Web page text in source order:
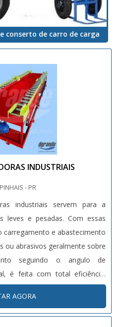
conserto de carro de carga
INDUSTRIAIS
- PR
industriais servem para a
leves e pesadas. Com essas
e abastecimento
ou abrasivos geralmente sobre
seguindo o angulo de
é feita com total eficiência!
transportadoras possuem duas
a ergonomia; - Aumentar a
AGORA